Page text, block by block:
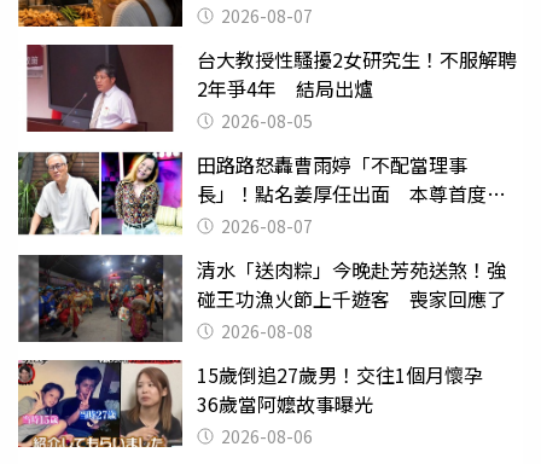
2026-08-07
台大教授性騷擾2女研究生！不服解聘
2年爭4年 結局出爐
2026-08-05
田路路怒轟曹雨婷「不配當理事
長」！點名姜厚任出面 本尊首度回
應了2026-08-07
清水「送肉粽」今晚赴芳苑送煞！強
碰王功漁火節上千遊客 喪家回應了
2026-08-08
15歲倒追27歲男！交往1個月懷孕
36歲當阿嬤故事曝光
2026-08-06